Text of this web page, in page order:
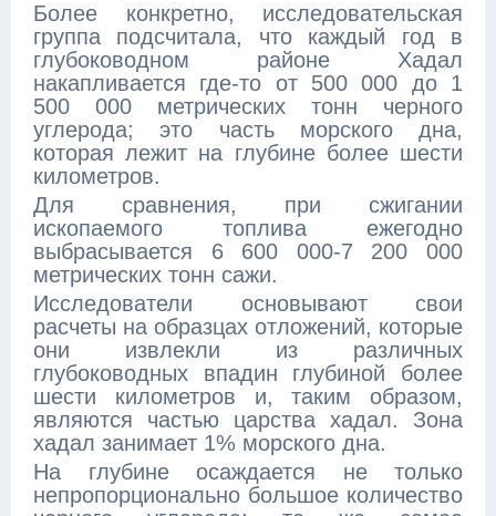
Более конкретно, исследовательская
группа подсчитала, что каждый год в
глубоководном районе Хадал
накапливается где-то от 500 000 до 1
500 000 метрических тонн черного
углерода; это часть морского дна,
которая лежит на глубине более шести
километров.
Для сравнения, при сжигании
ископаемого топлива ежегодно
выбрасывается 6 600 000-7 200 000
метрических тонн сажи.
Исследователи основывают свои
расчеты на образцах отложений, которые
они извлекли из различных
глубоководных впадин глубиной более
шести километров и, таким образом,
являются частью царства хадал. Зона
хадал занимает 1% морского дна.
На глубине осаждается не только
непропорционально большое количество